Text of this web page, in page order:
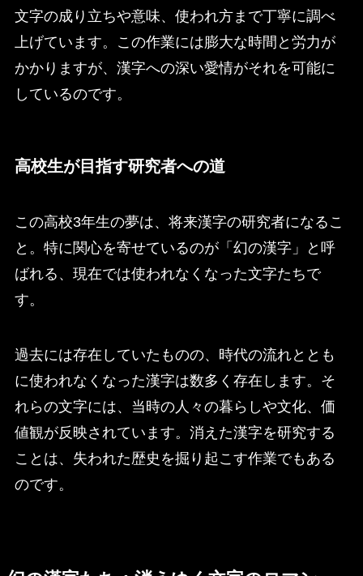
文字の成り立ちや意味、使われ方まで丁寧に調べ
上げています。この作業には膨大な時間と労力が
かかりますが、漢字への深い愛情がそれを可能に
しているのです。
高校生が目指す研究者への道
この高校3年生の夢は、将来漢字の研究者になるこ
と。特に関心を寄せているのが「幻の漢字」と呼
ばれる、現在では使われなくなった文字たちで
す。
過去には存在していたものの、時代の流れととも
に使われなくなった漢字は数多く存在します。そ
れらの文字には、当時の人々の暮らしや文化、価
値観が反映されています。消えた漢字を研究する
ことは、失われた歴史を掘り起こす作業でもある
のです。